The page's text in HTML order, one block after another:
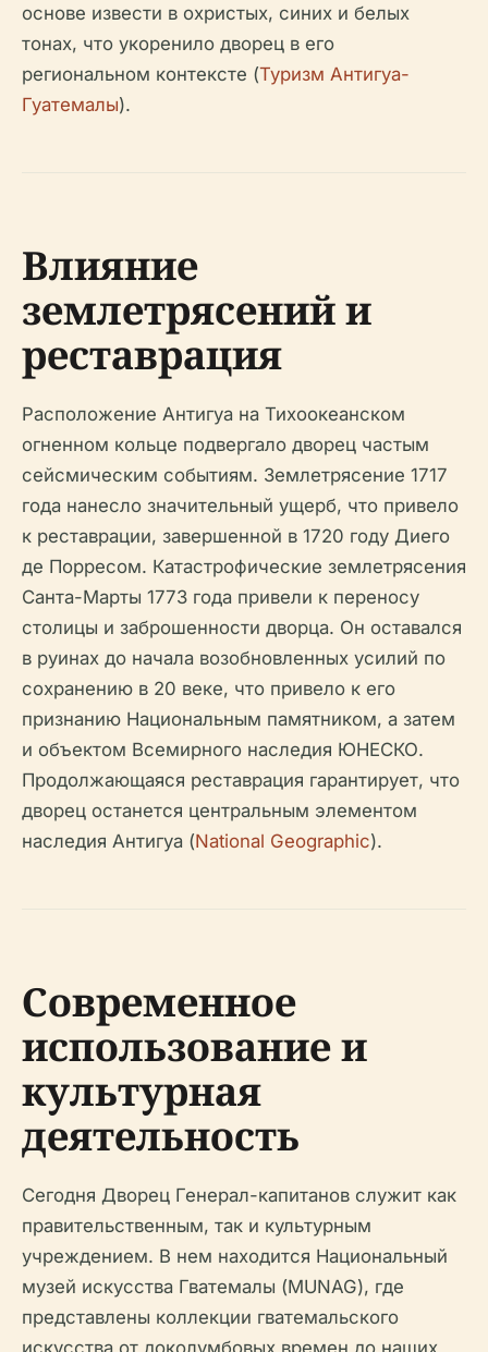
основе извести в охристых, синих и белых
тонах, что укоренило дворец в его
региональном контексте (Туризм Антигуа-
Гуатемалы).
Влияние
землетрясений и
реставрация
Расположение Антигуа на Тихоокеанском
огненном кольце подвергало дворец частым
сейсмическим событиям. Землетрясение 1717
года нанесло значительный ущерб, что привело
к реставрации, завершенной в 1720 году Диего
де Порресом. Катастрофические землетрясения
Санта-Марты 1773 года привели к переносу
столицы и заброшенности дворца. Он оставался
в руинах до начала возобновленных усилий по
сохранению в 20 веке, что привело к его
признанию Национальным памятником, а затем
и объектом Всемирного наследия ЮНЕСКО.
Продолжающаяся реставрация гарантирует, что
дворец останется центральным элементом
наследия Антигуа (National Geographic).
Современное
использование и
культурная
деятельность
Сегодня Дворец Генерал-капитанов служит как
правительственным, так и культурным
учреждением. В нем находится Национальный
музей искусства Гватемалы (MUNAG), где
представлены коллекции гватемальского
искусства от доколумбовых времен до наших